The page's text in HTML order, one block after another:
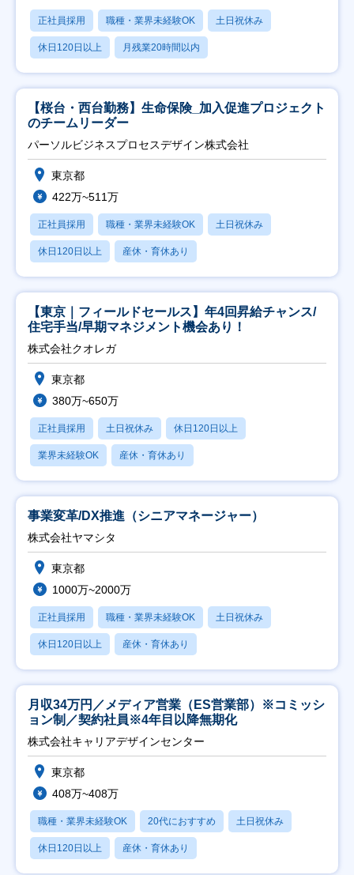
正社員採用 職種・業界未経験OK 土日祝休み
休日120日以上 月残業20時間以内
【桜台・西台勤務】生命保険_加入促進プロジェクト
のチームリーダー
パーソルビジネスプロセスデザイン株式会社
東京都
422万~511万
正社員採用 職種・業界未経験OK 土日祝休み
休日120日以上 産休・育休あり
【東京｜フィールドセールス】年4回昇給チャンス/
住宅手当/早期マネジメント機会あり！
株式会社クオレガ
東京都
380万~650万
正社員採用 土日祝休み 休日120日以上
業界未経験OK 産休・育休あり
事業変革/DX推進（シニアマネージャー）
株式会社ヤマシタ
東京都
1000万~2000万
正社員採用 職種・業界未経験OK 土日祝休み
休日120日以上 産休・育休あり
月収34万円／メディア営業（ES営業部）※コミッシ
ョン制／契約社員※4年目以降無期化
株式会社キャリアデザインセンター
東京都
408万~408万
職種・業界未経験OK 20代におすすめ 土日祝休み
休日120日以上 産休・育休あり